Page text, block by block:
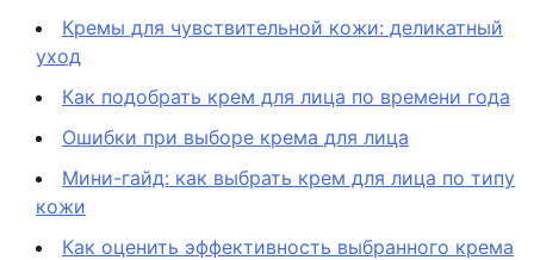
Кремы для чувствительной кожи: деликатный
уход
Как подобрать крем для лица по времени года
Ошибки при выборе крема для лица
Мини-гайд: как выбрать крем для лица по типу
кожи
Как оценить эффективность выбранного крема